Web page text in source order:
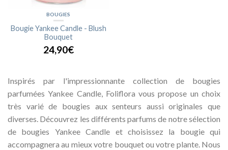
BOUGIES
Bougie Yankee Candle - Blush
Bouquet
24,90€
Inspirés par l'impressionnante collection de bougies
parfumées Yankee Candle, Foliflora vous propose un choix
très varié de bougies aux senteurs aussi originales que
diverses. Découvrez les différents parfums de notre sélection
de bougies Yankee Candle et choisissez la bougie qui
accompagnera au mieux votre bouquet ou votre plante. Nous